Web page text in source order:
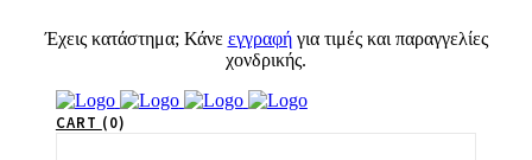
Έχεις κατάστημα; Κάνε εγγραφήγια τιμές και παραγγελίες
χονδρικής.
CART 0